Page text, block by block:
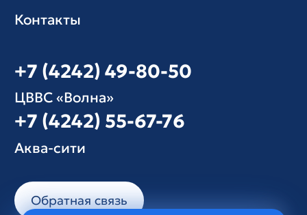
Контакты
+7 (4242) 49-80-50
ЦВВС «Волна»
+7 (4242) 55-67-76
Аква-сити
Обратная связь